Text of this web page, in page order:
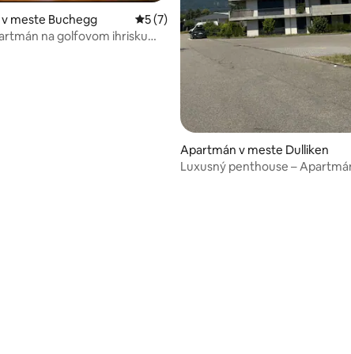
meste Buchegg Priemerné ohodnotenie 5 z 5, počet
5 (7)
na golfovom ihrisku
Apartmán v meste Dulliken
Luxusný penthouse –